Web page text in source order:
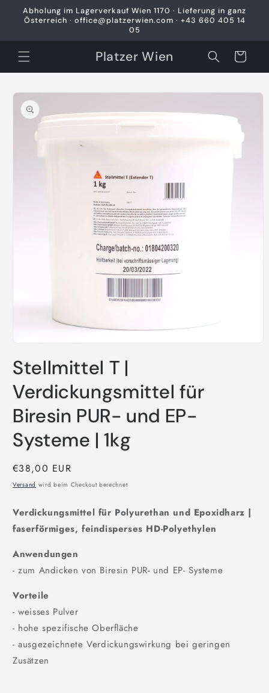
zum
Inhalt
Abholung im Lagerverkauf Wien 1170 · Lieferung in ganz
Österreich · office@platzerwien.com · +43 660 405 14
05
Platzer Wien Warenkorb
in
Modal
öffnen
Stellmittel T |
Verdickungsmittel für
Biresin PUR- und EP-
Systeme | 1kg
Normaler
Preis
€38,00 EUR
Versand wird beim Checkout berechnet
Verdickungsmittel für Polyurethan und Epoxidharz |
faserförmiges, feindisperses HD-Polyethylen
Anwendungen
- zum Andicken von Biresin PUR- und EP- Systeme
Vorteile
- weisses Pulver
- hohe spezifische Oberfläche
- ausgezeichnete Verdickungswirkung bei geringen
Zusätzen